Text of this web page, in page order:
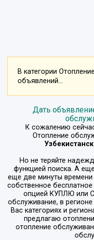
В категории
объявлений...
Дать
К сожалению
Отопление
Но не теряйте
функцией поиска. А
еще две минуты времени
собственное
опцией КУПЛЮ или
обслуживание, в регионе
Вас категориях и
предлагаю
отопление